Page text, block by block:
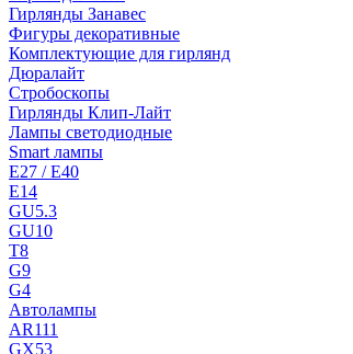
Гирлянды Занавес
Фигуры декоративные
Комплектующие для гирлянд
Дюралайт
Стробоскопы
Гирлянды Клип-Лайт
Лампы светодиодные
Smart лампы
E27 / E40
E14
GU5.3
GU10
T8
G9
G4
Автолампы
AR111
GX53